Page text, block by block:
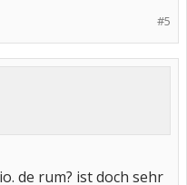
#5
de rum? ist doch sehr